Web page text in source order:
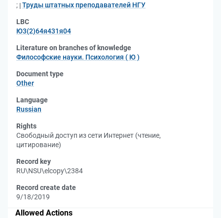
; Труды штатных преподавателей НГУ
LBC
Ю3(2)64я431я04
Literature on branches of knowledge
Философские науки. Психология ( Ю )
Document type
Other
Language
Russian
Rights
Свободный доступ из сети Интернет (чтение,
цитирование)
Record key
RU\NSU\elcopy\2384
Record create date
9/18/2019
Allowed Actions